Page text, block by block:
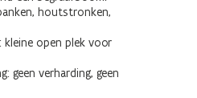
houtstronken,
kleine open plek voor
geen verharding, geen